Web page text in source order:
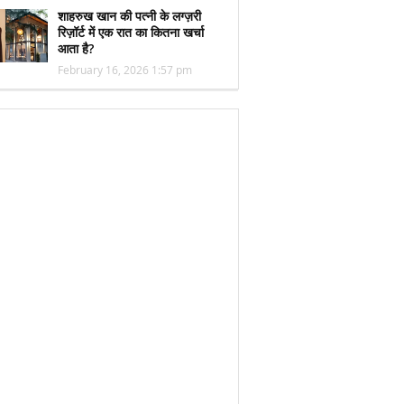
शाहरुख खान की पत्नी के लग्ज़री
रिज़ॉर्ट में एक रात का कितना खर्चा
आता है?
February 16, 2026 1:57 pm